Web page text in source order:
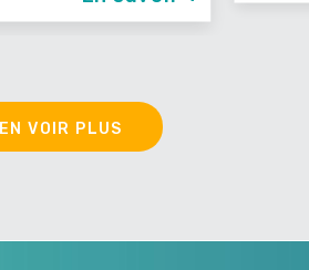
EN VOIR PLUS